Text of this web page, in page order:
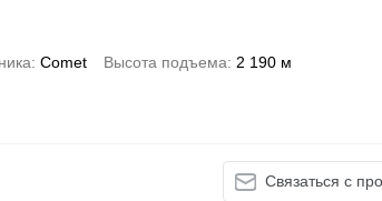
Comet Высота подъема
2 190 м
Связаться с